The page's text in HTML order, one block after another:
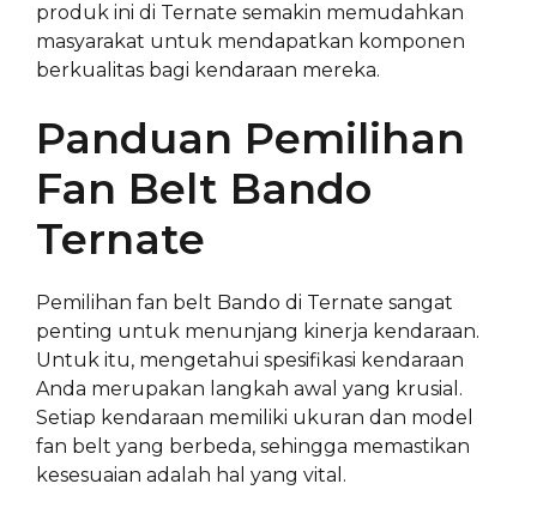
produk ini di Ternate semakin memudahkan
masyarakat untuk mendapatkan komponen
berkualitas bagi kendaraan mereka.
Panduan Pemilihan
Fan Belt Bando
Ternate
Pemilihan fan belt Bando di Ternate sangat
penting untuk menunjang kinerja kendaraan.
Untuk itu, mengetahui spesifikasi kendaraan
Anda merupakan langkah awal yang krusial.
Setiap kendaraan memiliki ukuran dan model
fan belt yang berbeda, sehingga memastikan
kesesuaian adalah hal yang vital.